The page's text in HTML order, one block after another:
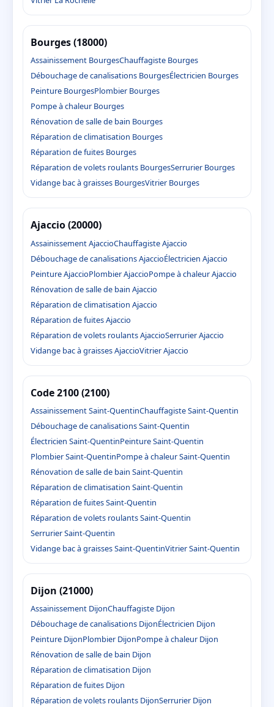
Bourges (18000)
Assainissement BourgesChauffagiste Bourges
Débouchage de canalisations BourgesÉlectricien Bourges
Peinture BourgesPlombier Bourges
Pompe à chaleur Bourges
Rénovation de salle de bain Bourges
Réparation de climatisation Bourges
Réparation de fuites Bourges
Réparation de volets roulants BourgesSerrurier Bourges
Vidange bac à graisses BourgesVitrier Bourges
Ajaccio (20000)
Assainissement AjaccioChauffagiste Ajaccio
Débouchage de canalisations AjaccioÉlectricien Ajaccio
Peinture AjaccioPlombier AjaccioPompe à chaleur Ajaccio
Rénovation de salle de bain Ajaccio
Réparation de climatisation Ajaccio
Réparation de fuites Ajaccio
Réparation de volets roulants AjaccioSerrurier Ajaccio
Vidange bac à graisses AjaccioVitrier Ajaccio
Code 2100 (2100)
Assainissement Saint-QuentinChauffagiste Saint-Quentin
Débouchage de canalisations Saint-Quentin
Électricien Saint-QuentinPeinture Saint-Quentin
Plombier Saint-QuentinPompe à chaleur Saint-Quentin
Rénovation de salle de bain Saint-Quentin
Réparation de climatisation Saint-Quentin
Réparation de fuites Saint-Quentin
Réparation de volets roulants Saint-Quentin
Serrurier Saint-Quentin
Vidange bac à graisses Saint-QuentinVitrier Saint-Quentin
Dijon (21000)
Assainissement DijonChauffagiste Dijon
Débouchage de canalisations DijonÉlectricien Dijon
Peinture DijonPlombier DijonPompe à chaleur Dijon
Rénovation de salle de bain Dijon
Réparation de climatisation Dijon
Réparation de fuites Dijon
Réparation de volets roulants DijonSerrurier Dijon